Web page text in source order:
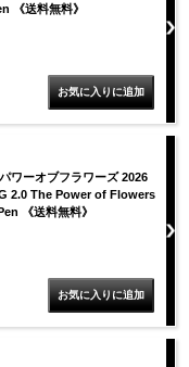
《送料無料》
ワーオブフラワーズ 2026
2.0 The Power of Flowers
《送料無料》